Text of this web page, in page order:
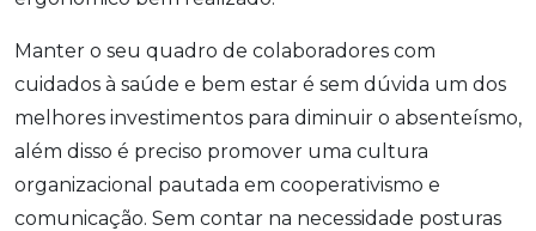
Manter o seu quadro de colaboradores com
cuidados à saúde e bem estar é sem dúvida um dos
melhores investimentos para diminuir o absenteísmo,
além disso é preciso promover uma cultura
organizacional pautada em cooperativismo e
comunicação. Sem contar na necessidade posturas